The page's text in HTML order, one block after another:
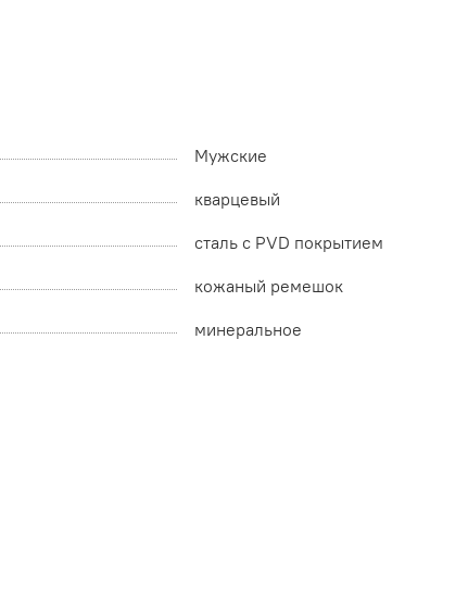
Мужские
кварцевый
сталь с PVD покрытием
кожаный ремешок
минеральное